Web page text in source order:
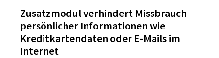
Zusatzmodul verhindert Missbrauch
persönlicher Informationen wie
Kreditkartendaten oder E-Mails im
Internet